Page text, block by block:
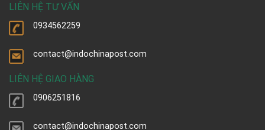
LIÊN HỆ TƯ VẤN
0934562259
contact@indochinapost.com
LIÊN HỆ GIAO HÀNG
0906251816
contact@indochinapost.com